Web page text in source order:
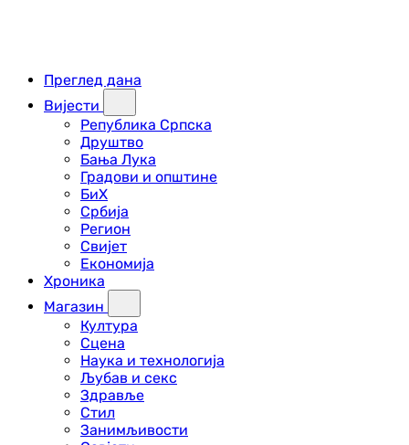
Преглед дана
Вијести
Република Српска
Друштво
Бања Лука
Градови и општине
БиХ
Србија
Регион
Свијет
Економија
Хроника
Магазин
Култура
Сцена
Наука и технологија
Љубав и секс
Здравље
Стил
Занимљивости